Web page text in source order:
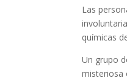
Las
químicas
Un grupo
misteriosa